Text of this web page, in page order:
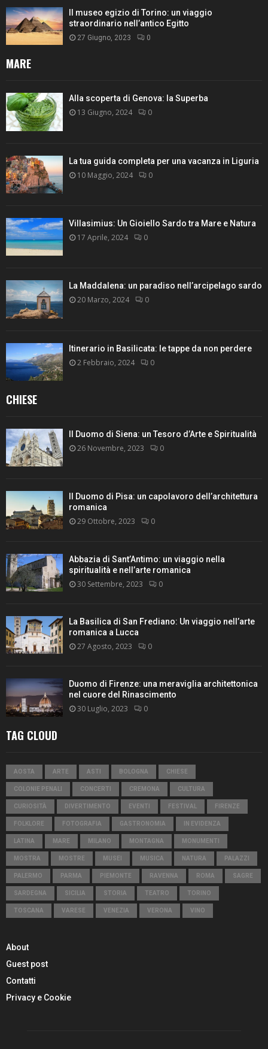
Il museo egizio di Torino: un viaggio
straordinario nell’antico Egitto
27 Giugno, 2023 0
MARE
Alla scoperta di Genova: la Superba
13 Giugno, 2024 0
La tua guida completa per una vacanza in Liguria
10 Maggio, 2024 0
Villasimius: Un Gioiello Sardo tra Mare e Natura
17 Aprile, 2024 0
La Maddalena: un paradiso nell’arcipelago sardo
20 Marzo, 2024 0
Itinerario in Basilicata: le tappe da non perdere
2 Febbraio, 2024 0
CHIESE
Il Duomo di Siena: un Tesoro d’Arte e Spiritualità
26 Novembre, 2023 0
Il Duomo di Pisa: un capolavoro dell’architettura
romanica
29 Ottobre, 2023 0
Abbazia di Sant’Antimo: un viaggio nella
spiritualità e nell’arte romanica
30 Settembre, 2023 0
La Basilica di San Frediano: Un viaggio nell’arte
romanica a Lucca
27 Agosto, 2023 0
Duomo di Firenze: una meraviglia architettonica
nel cuore del Rinascimento
30 Luglio, 2023 0
TAG CLOUD
AOSTA ARTE ASTI BOLOGNA CHIESE
COLONIE PENALI CONCERTI CREMONA CULTURA
CURIOSITÀ DIVERTIMENTO EVENTI FESTIVAL FIRENZE
FOLKLORE FOTOGRAFIA GASTRONOMIA IN EVIDENZA
LATINA MARE MILANO MONTAGNA MONUMENTI
MOSTRA MOSTRE MUSEI MUSICA NATURA PALAZZI
PALERMO PARMA PIEMONTE RAVENNA ROMA SAGRE
SARDEGNA SICILIA STORIA TEATRO TORINO
TOSCANA VARESE VENEZIA VERONA VINO
About
Guest post
Contatti
Privacy e Cookie